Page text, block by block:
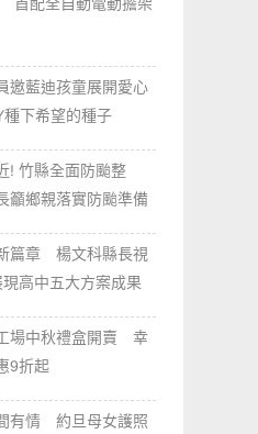
邀藍迪孩童展開愛心
下希望的種子
! 竹縣全面防颱整
鄉親落實防颱準備
篇章 楊文科縣長視
高中五大方案成果
場中秋禮盒開賣 幸
9折起
有情 約旦母女護照